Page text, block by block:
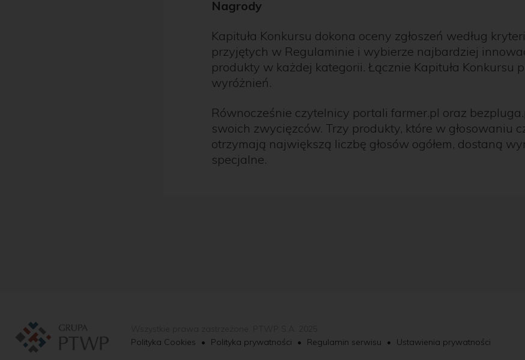
Nagrody
Kapituła Konkursu dokona oceny zgłoszeń według
przyjętych w Regulaminie i wybierze najbardziej
produkty w każdej kategorii. Łącznie Kapituła Konkursu
wyróżnień.
Równocześnie czytelnicy portali farmer.pl oraz
swoich zwycięzców. Trzy produkty, które w głosowaniu
otrzymają największą liczbę głosów ogółem, dostaną
specjalne.
Polityka Cookies
• Polityka prywatności • Regulamin serwisu • Ustawienia prywatności